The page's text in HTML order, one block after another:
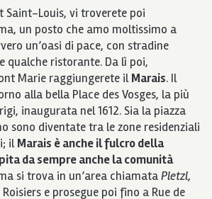
Saint-Louis, vi troverete poi
un posto che amo moltissimo a
un’oasi di pace, con stradine
qualche ristorante. Da lì poi,
Marie raggiungerete ilMarais. Il
alla bella Place des Vosges, la più
inaugurata nel 1612. Sia la piazza
sono diventate tra le zone residenziali
ilMarais è anche il fulcro della
da sempre anche la comunità
si trova in un’area chiamataPletzl,
e prosegue poi fino a Rue de